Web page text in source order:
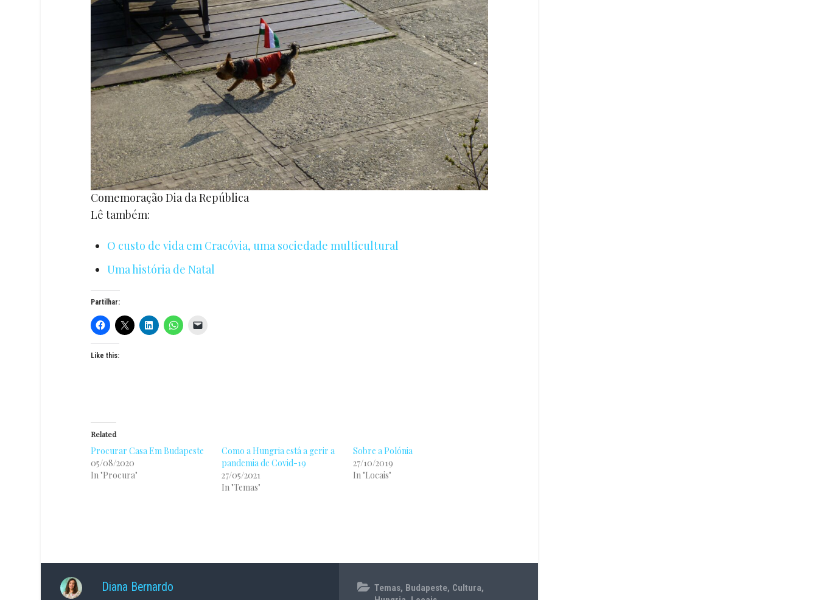
Comemoração Dia da República
Lê também:
O custo de vida em Cracóvia, uma sociedade multicultural
Uma história de Natal
Partilhar:
Like this:
Related
Procurar Casa Em Budapeste
05/08/2020
In "Procura"
Como a Hungria está a gerir a
pandemia de Covid-19
27/05/2021
In "Temas"
Sobre a Polónia
27/10/2019
In "Locais"
Diana Bernardo 23/10/2021
Temas, Budapeste, Cultura,